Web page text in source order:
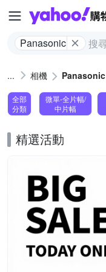
Panasonic
相機 Panasonic
全部
分類
微單-全片幅/
中片幅
精選活動